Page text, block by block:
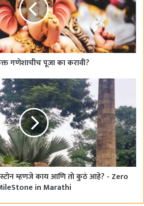
k
गणेशाचीच पूजा का करावी?
स्टोन म्हणजे काय आणि तो कुठं आहे? - Zero
in Marathi